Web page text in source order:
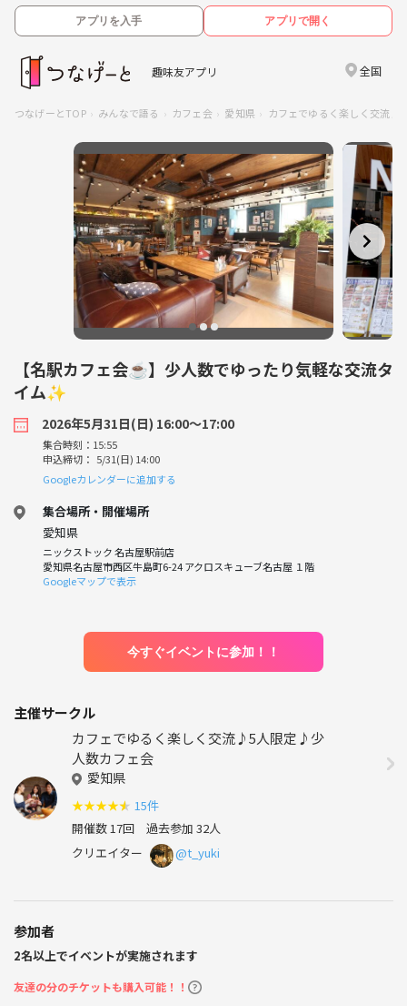
アプリを入手 アプリで開く
趣味友アプリ 全国
つなげーとTOP みんなで語る カフェ会 愛知県 カフェでゆるく楽しく交流
【名駅カフェ会☕】少人数でゆったり気軽な交流タ
イム✨
2026年5月31日(日) 16:00〜17:00
集合時刻：15:55
申込締切： 5/31(日) 14:00
Googleカレンダーに追加する
集合場所・開催場所
愛知県
ニックストック 名古屋駅前店
愛知県名古屋市西区牛島町6-24 アクロスキューブ名古屋 １階
Googleマップで表示
今すぐイベントに参加！！
主催サークル
カフェでゆるく楽しく交流♪5人限定♪少
人数カフェ会
愛知県
★★★★★ 15件
開催数 17回 過去参加 32人
クリエイター
@t_yuki
参加者
2名以上でイベントが実施されます
友達の分のチケットも購入可能！！